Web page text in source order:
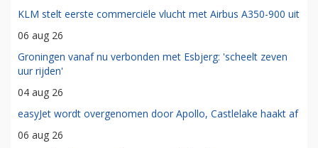
KLM stelt eerste commerciële vlucht met Airbus A350-900 uit
06 aug 26
Groningen vanaf nu verbonden met Esbjerg: 'scheelt zeven
uur rijden'
04 aug 26
easyJet wordt overgenomen door Apollo, Castlelake haakt af
06 aug 26